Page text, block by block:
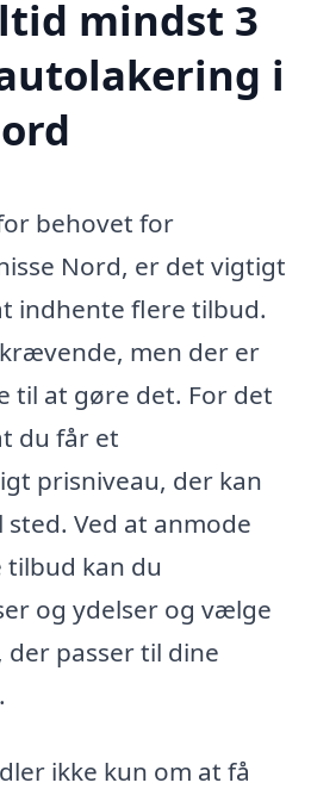
mindst 3
i
behovet for
Nord, er det vigtigt
indhente flere tilbud.
men der er
til at gøre det. For det
du får et
prisniveau, der kan
Ved at anmode
kan du
og ydelser og vælge
passer til dine
ikke kun om at få